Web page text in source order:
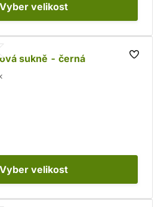
Vyber velikost
sukně - černá
Vyber velikost